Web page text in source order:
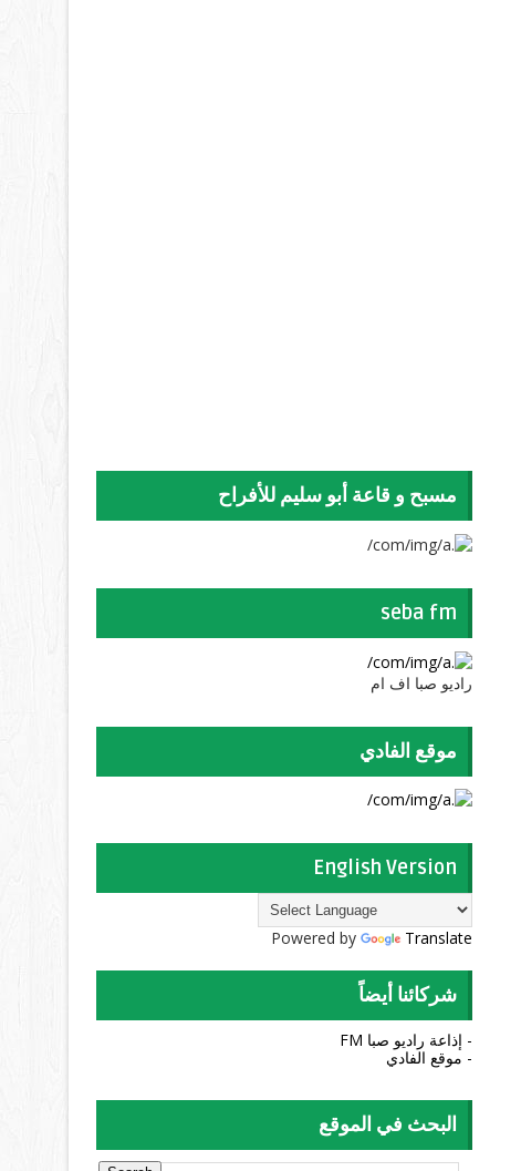
مسبح و قاعة أبو سليم للأفراح
seba fm
راديو صبا اف ام
موقع الفادي
English Version
Powered by Translate
شركائنا أيضاً
- إذاعة راديو صبا FM
- موقع الفادي
البحث في الموقع